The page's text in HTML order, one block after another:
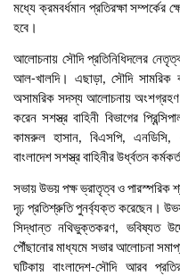
মধ্যে ক্রমবর্ধমান প্রতিরক্ষা সম্পর্কের
হবে।
আলোচনায় সৌদি প্রতিনিধিদলের
আল-খালদি। এছাড়া,সৌদি সামরিক
অসামরিক সদস্য আলোচনায় অংশগ্রহণ
করেন সশস্ত্র বাহিনী বিভাগের
কামরুল হাসান,বিএসপি,এনডিসি,
বাংলাদেশসশস্ত্রবাহিনীরউর্ধ্বতন
সভায়উভয়পক্ষভ্রাতৃত্বওপারস্পরিক
দৃঢ় প্রতিশ্রুতি পুনর্ব্যক্ত করেছেন।
সিদ্ধান্ত নথিভুক্তকরণ, ভবিষ্যত
পৌঁছানোর মাধ্যমে সভার আলোচনা
ঘটিকায় বাংলাদেশ-সৌদি আরব